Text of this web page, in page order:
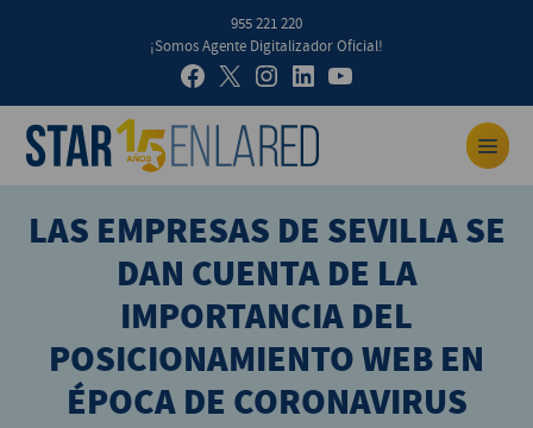
955 221 220
¡Somos Agente Digitalizador Oficial!
LAS EMPRESAS DE SEVILLA SE
DAN CUENTA DE LA
IMPORTANCIA DEL
POSICIONAMIENTO WEB EN
ÉPOCA DE CORONAVIRUS